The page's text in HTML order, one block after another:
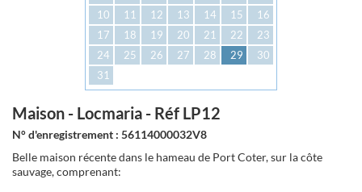
10
11 12 13 14 15
16
17
18 19 20 21 22
23
24
25 26 27 28 29
30
31
Maison - Locmaria - Réf LP12
N° d'enregistrement : 56114000032V8
Belle maison récente dans le hameau de Port Coter, sur la côte
sauvage, comprenant: